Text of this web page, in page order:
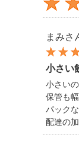
まみさ
小さい
小さい
保管も
パック
配達の